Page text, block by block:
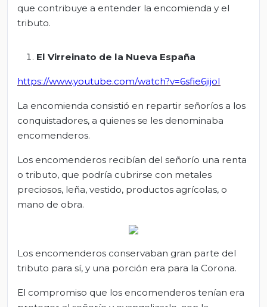
que contribuye a entender la encomienda y el
tributo.
El Virreinato de la Nueva España
https://www.youtube.com/watch?v=6sfie6jijoI
La encomienda consistió en repartir señoríos a los
conquistadores, a quienes se les denominaba
encomenderos.
Los encomenderos recibían del señorío una renta
o tributo, que podría cubrirse con metales
preciosos, leña, vestido, productos agrícolas, o
mano de obra.
Los encomenderos conservaban gran parte del
tributo para sí, y una porción era para la Corona.
El compromiso que los encomenderos tenían era